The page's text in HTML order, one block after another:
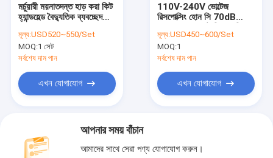
মর্চুয়ারী ময়নাতদন্ত হাড় করা কিট
হ্যান্ডহেল্ড বৈদ্যুতিক ব্যবচ্ছেদ
মূল্য:USD520~550/Set
MOQ:1 সেট
সর্বশেষ দাম পান
এখন যোগাযোগ
110V-240V ভোল্টেজ
রিসপোক্সিং হোন সি 70dB
18000 বার / মিনিট
মূল্য:USD450~600/Set
MOQ:1
সর্বশেষ দাম পান
এখন যোগাযোগ
আপনার সময় বাঁচান
আমাদের সাথে সেরা পণ্য যোগাযোগ করুন।